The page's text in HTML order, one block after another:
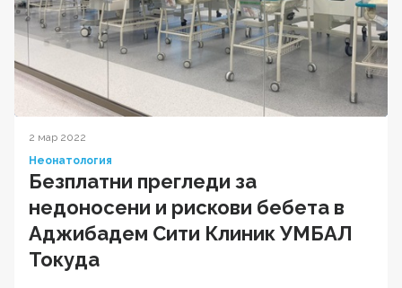
2 мар 2022
Неонатология
Безплатни прегледи за
недоносени и рискови бебета в
Аджибадем Сити Клиник УМБАЛ
Токуда